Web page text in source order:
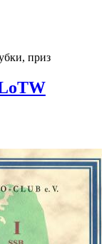
приз